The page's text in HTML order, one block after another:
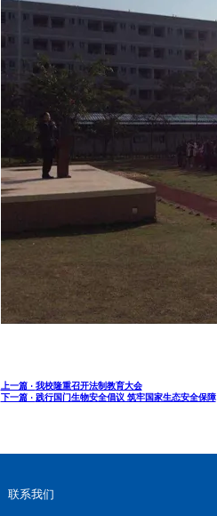
上一篇 · 我校隆重召开法制教育大会
下一篇 · 践行国门生物安全倡议 筑牢国家生态安全保障
联系我们